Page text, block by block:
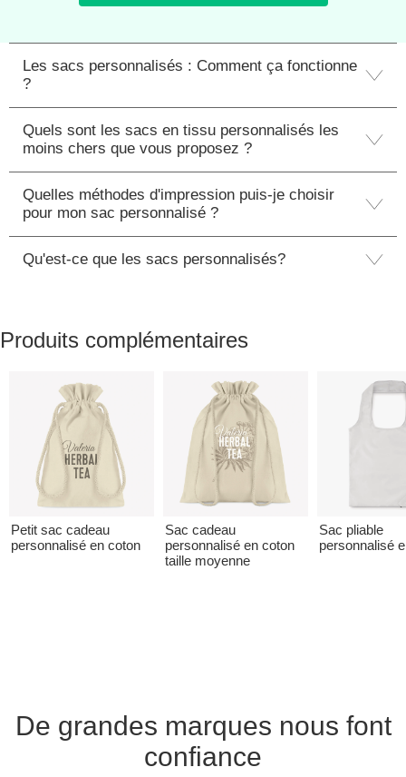
Les sacs personnalisés : Comment ça fonctionne
?
Quels sont les sacs en tissu personnalisés les
moins chers que vous proposez ?
Quelles méthodes d'impression puis-je choisir
pour mon sac personnalisé ?
Qu'est-ce que les sacs personnalisés?
Produits complémentaires
Petit sac cadeau
personnalisé en coton
Sac cadeau
personnalisé en coton
taille moyenne
Sac pliable
personnalisé
De grandes marques nous font
confiance